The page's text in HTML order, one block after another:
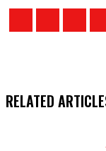
RELATED